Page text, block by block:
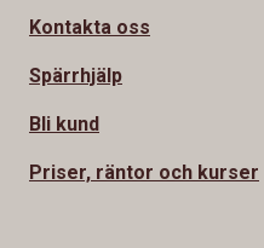
Kontakta oss
Spärrhjälp
Bli kund
Priser, räntor och kurser